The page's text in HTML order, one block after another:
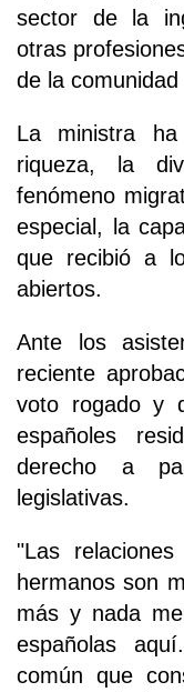
sector de la
otras
de la
La ministra
riqueza, la
fenómeno
especial, la
que recibió a
abiertos.
Ante los
reciente
voto rogado y
españoles
derecho a
legislativas.
"Las
hermanos son
más y nada
españolas
común que